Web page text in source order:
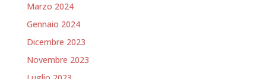
Marzo 2024
Gennaio 2024
Dicembre 2023
Novembre 2023